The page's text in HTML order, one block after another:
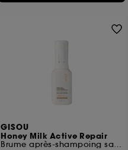
GISOU
Honey Milk Active Repair
Brume après-shampoing sans rinçage réparatrice